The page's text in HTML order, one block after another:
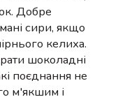
Добре
сири, якщо
келиха.
шоколадні
поєднання не
м'якшим і